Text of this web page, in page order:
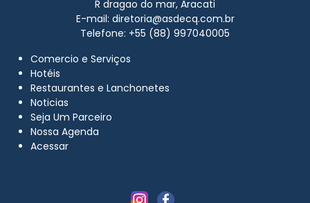
R dragao do mar, Aracati
E-mail: diretoria@asdecq.com.br
Telefone: +55 (88) 997040005
Comercio e Serviços
Hotéis
Restaurantes e Lanchonetes
Noticias
Seja Um Parceiro
Nossa Agenda
Acessar